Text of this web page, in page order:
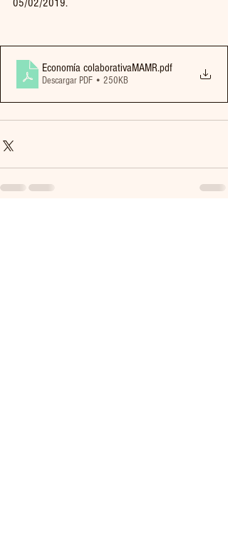
05/02/2019.
Economía colaborativaMAMR.pdf
Descargar PDF • 250KB